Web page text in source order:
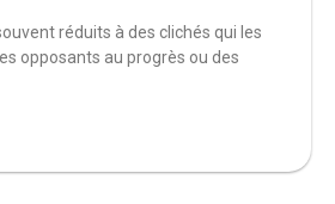
réduits à des clichés qui les
opposants au progrès ou des